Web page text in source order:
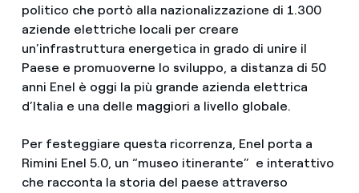
politico che portò alla nazionalizzazione di 1.300
aziende elettriche locali per creare
un’infrastruttura energetica in grado di unire il
Paese e promuoverne lo sviluppo, a distanza di 50
anni Enel è oggi la più grande azienda elettrica
d’Italia e una delle maggiori a livello globale.
Per festeggiare questa ricorrenza, Enel porta a
Rimini Enel 5.0, un “museo itinerante” e interattivo
che racconta la storia del paese attraverso